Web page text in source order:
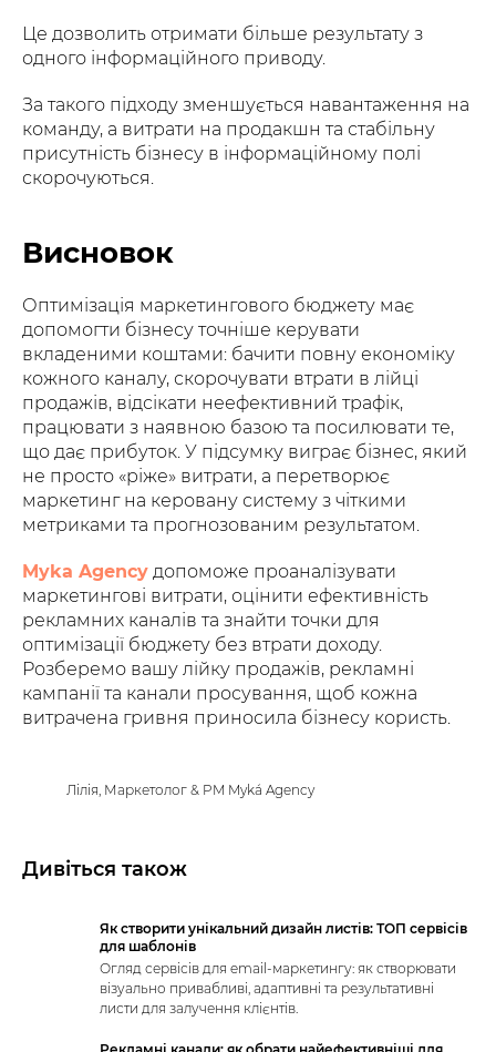
Це дозволить отримати більше результату з
одного інформаційного приводу.
За такого підходу зменшується навантаження на
команду, а витрати на продакшн та стабільну
присутність бізнесу в інформаційному полі
скорочуються.
Висновок
Оптимізація маркетингового бюджету має
допомогти бізнесу точніше керувати
вкладеними коштами: бачити повну економіку
кожного каналу, скорочувати втрати в лійці
продажів, відсікати неефективний трафік,
працювати з наявною базою та посилювати те,
що дає прибуток. У підсумку виграє бізнес, який
не просто «ріже» витрати, а перетворює
маркетинг на керовану систему з чіткими
метриками та прогнозованим результатом.
Myka Agency допоможе проаналізувати
маркетингові витрати, оцінити ефективність
рекламних каналів та знайти точки для
оптимізації бюджету без втрати доходу.
Розберемо вашу лійку продажів, рекламні
кампанії та канали просування, щоб кожна
витрачена гривня приносила бізнесу користь.
Лілія, Маркетолог & PM Myká Agency
Дивіться також
Як створити унікальний дизайн листів: ТОП сервісів
для шаблонів
Огляд сервісів для email-маркетингу: як створювати
візуально привабливі, адаптивні та результативні
листи для залучення клієнтів.
Рекламні канали: як обрати найефективніші для